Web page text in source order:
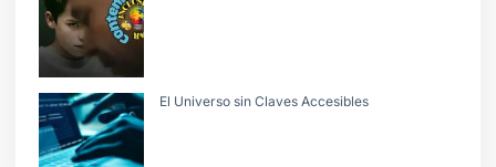
El Universo sin Claves Accesibles